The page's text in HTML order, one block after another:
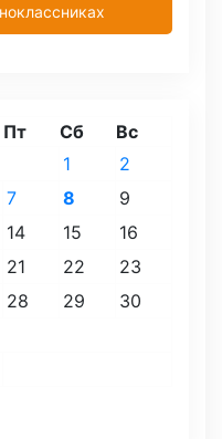
Пт Сб Вс
1
2
7 8
9
14 15
16
21 22
23
28 29
30